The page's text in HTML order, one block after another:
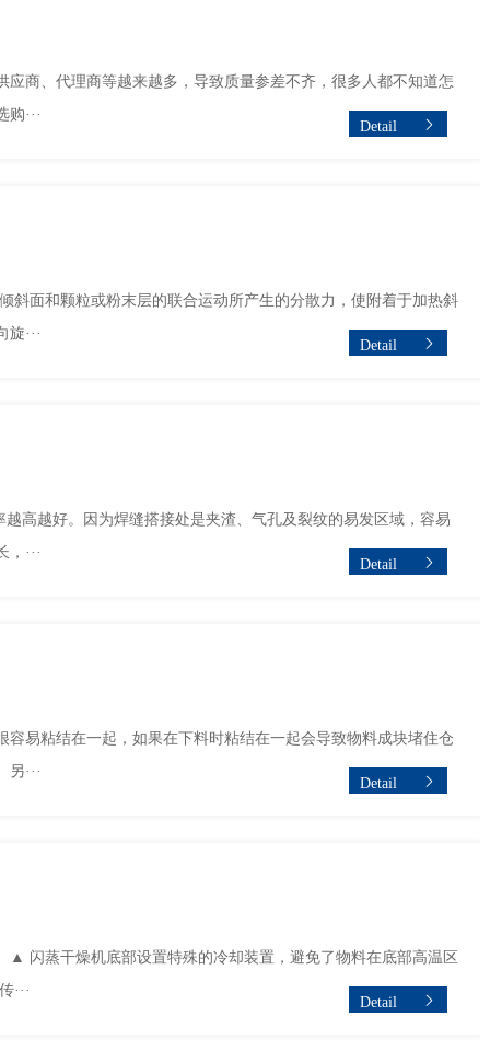
商、代理商等越来越多，导致质量参差不齐，很多人都不知道怎
···
Detail
斜面和颗粒或粉末层的联合运动所产生的分散力，使附着于加热斜
···
Detail
越好。因为焊缝搭接处是夹渣、气孔及裂纹的易发区域，容易
···
Detail
易粘结在一起，如果在下料时粘结在一起会导致物料成块堵住仓
···
Detail
闪蒸干燥机底部设置特殊的冷却装置，避免了物料在底部高温区
···
Detail